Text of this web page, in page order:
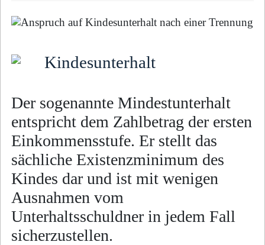
Kindesunterhalt
Der sogenannte Mindestunterhalt
entspricht dem Zahlbetrag der ersten
Einkommensstufe. Er stellt das
sächliche Existenzminimum des
Kindes dar und ist mit wenigen
Ausnahmen vom
Unterhaltsschuldner in jedem Fall
sicherzustellen.